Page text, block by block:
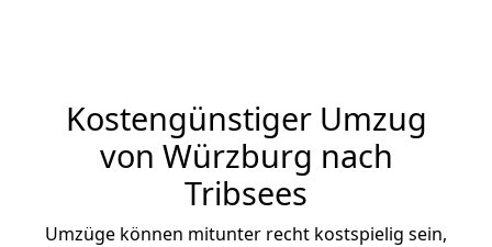
Kostengünstiger Umzug
von Würzburg nach
Tribsees
Umzüge können mitunter recht kostspielig sein,